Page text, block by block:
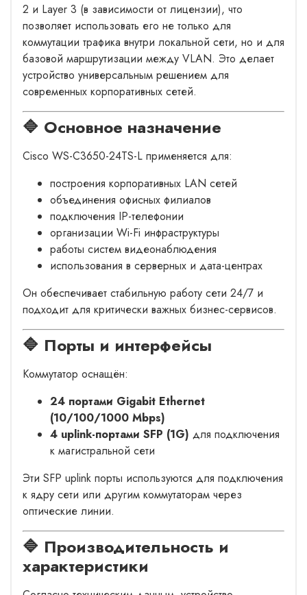
2 и Layer 3 (в зависимости от лицензии), что
позволяет использовать его не только для
коммутации трафика внутри локальной сети, но и для
базовой маршрутизации между VLAN. Это делает
устройство универсальным решением для
современных корпоративных сетей.
🔷 Основное назначение
Cisco WS-C3650-24TS-L применяется для:
построения корпоративных LAN сетей
объединения офисных филиалов
подключения IP-телефонии
организации Wi-Fi инфраструктуры
работы систем видеонаблюдения
использования в серверных и дата-центрах
Он обеспечивает стабильную работу сети 24/7 и
подходит для критически важных бизнес-сервисов.
🔷 Порты и интерфейсы
Коммутатор оснащён:
24 портами Gigabit Ethernet
(10/100/1000 Mbps)
4 uplink-портами SFP (1G) для подключения
к магистральной сети
Эти SFP uplink порты используются для подключения
к ядру сети или другим коммутаторам через
оптические линии.
🔷 Производительность и
характеристики